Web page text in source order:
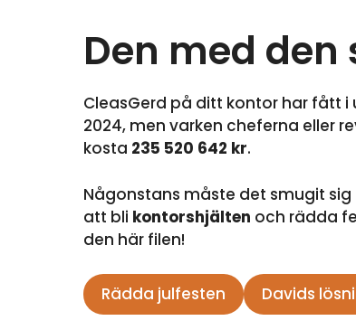
Den med
CleasGerd på ditt kontor har fått
2024, men varken cheferna eller
kosta 235 520 642 kr.
Någonstans måste det smugit
att bli kontorshjälten och rädda
den här filen!
Rädda julfesten Davids